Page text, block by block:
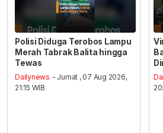
Polisi Diduga Terobos Lampu
Merah Tabrak Balita hingga
Tewas
Dailynews - Jumat , 07 Aug 2026,
21:15 WIB